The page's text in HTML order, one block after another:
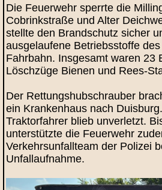
Die Feuerwehr sperrte die
Cobrinkstraße und Alter
stellte den Brandschutz sicher
ausgelaufene Betriebsstoffe
Fahrbahn. Insgesamt waren 23
Löschzüge Bienen und Rees-
Der Rettungshubschrauber
ein Krankenhaus nach
Traktorfahrer blieb unverletzt.
unterstützte die Feuerwehr
Verkehrsunfallteam der Polizei
Unfallaufnahme.